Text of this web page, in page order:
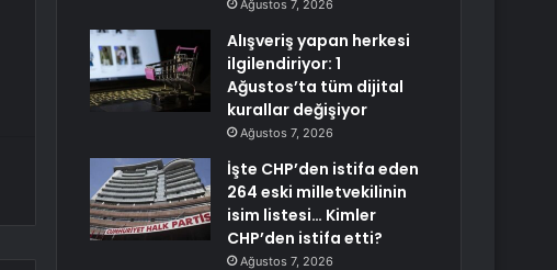
Ağustos 7, 2026
Alışveriş yapan herkesi
ilgilendiriyor: 1
Ağustos’ta tüm dijital
kurallar değişiyor
Ağustos 7, 2026
İşte CHP’den istifa eden
264 eski milletvekilinin
isim listesi… Kimler
CHP’den istifa etti?
Ağustos 7, 2026